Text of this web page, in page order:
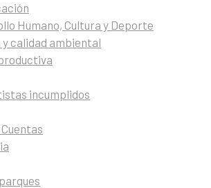
Humano, Cultura y Deporte
y calidad ambiental
incumplidos